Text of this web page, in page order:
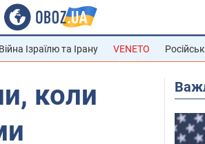
Війна Ізраїлю та Ірану VENETO
коли